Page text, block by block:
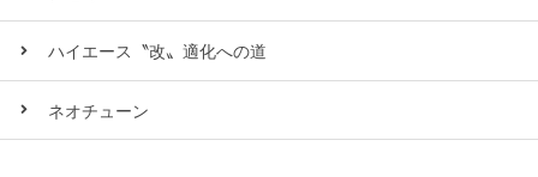
ハイエース〝改〟適化への道
ネオチューン